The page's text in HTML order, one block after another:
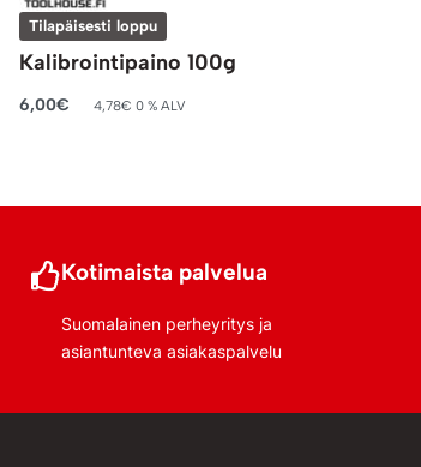
Tilapäisesti loppu
Kalibrointipaino 100g
6,00€ 4,78€ 0 % ALV
Kotimaista palvelua
Suomalainen perheyritys ja
asiantunteva asiakaspalvelu